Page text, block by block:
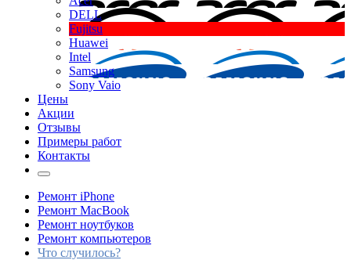
DELL
Fujitsu
Huawei
Intel
Samsung
Sony Vaio
Цены
Акции
Отзывы
Примеры работ
Контакты
Ремонт iPhone
Ремонт MacBook
Ремонт ноутбуков
Ремонт компьютеров
Что случилось?